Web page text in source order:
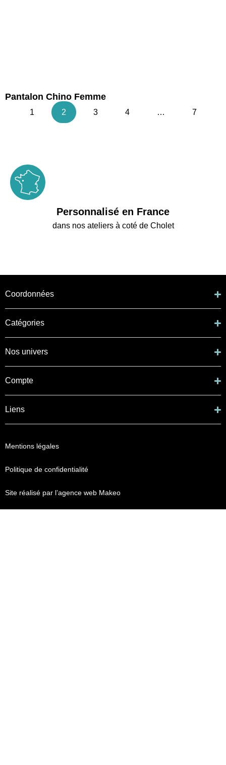
Pantalon Chino Femme
1 2 3 4 … 7
Personnalisé en France
dans nos ateliers à coté de Cholet
Coordonnées
Catégories
Nos univers
Compte
Liens
Mentions légales
Politique de confidentialité
Site réalisé par l’agence web Makeo